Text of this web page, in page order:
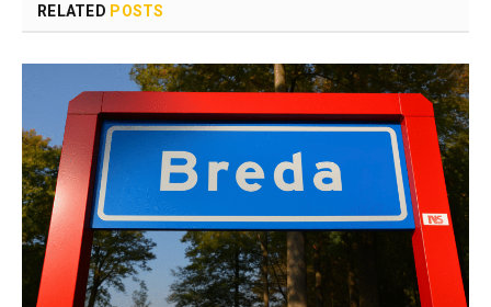
RELATED POSTS